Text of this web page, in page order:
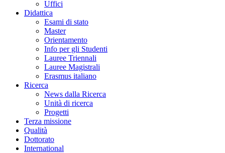
Uffici
Didattica
Esami di stato
Master
Orientamento
Info per gli Studenti
Lauree Triennali
Lauree Magistrali
Erasmus italiano
Ricerca
News dalla Ricerca
Unità di ricerca
Progetti
Terza missione
Qualità
Dottorato
International